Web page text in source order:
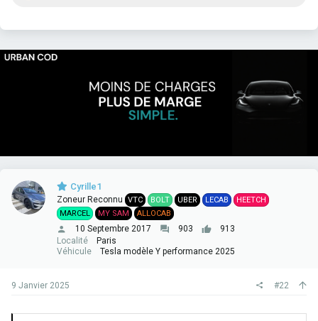
i
o
Cyrille1
Zoneur Reconnu VTC BOLT UBER LECAB
HEETCH
MARCEL
MY SAM ALLOCAB
10 Septembre 2017 903
913
Localité
Paris
Véhicule
Tesla modèle Y performance 2025
9 Janvier 2025 #22